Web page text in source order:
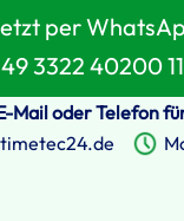
per
3322 40200
Mail oder Telefon